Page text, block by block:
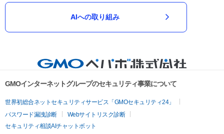
AIへの取り組み
GMOインターネットグループのセキュリティ事業について
世界初総合ネットセキュリティサービス「GMOセキュリティ24」
パスワード漏洩診断
Webサイトリスク診断
セキュリティ相談AIチャットボット